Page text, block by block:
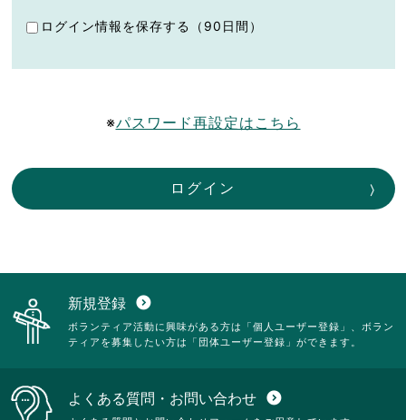
ログイン情報を保存する（90日間）
※パスワード再設定はこちら
ログイン
新規登録 expand_circle_down
ボランティア活動に興味がある方は「個人ユーザー登録」、ボラン
ティアを募集したい方は「団体ユーザー登録」ができます。
よくある質問・お問い合わせ expand_circle_down